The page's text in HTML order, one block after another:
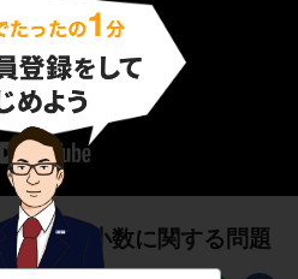
と無限小数に関する問題